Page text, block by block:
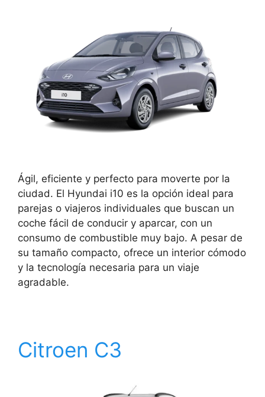
Ágil, eficiente y perfecto para moverte por la
ciudad. El Hyundai i10 es la opción ideal para
parejas o viajeros individuales que buscan un
coche fácil de conducir y aparcar, con un
consumo de combustible muy bajo. A pesar de
su tamaño compacto, ofrece un interior cómodo
y la tecnología necesaria para un viaje
agradable.
Citroen C3